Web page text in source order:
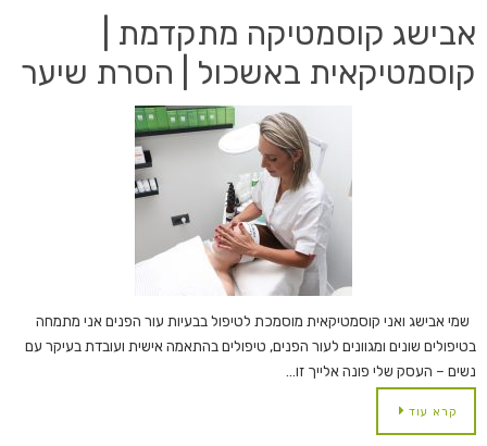
אבישג קוסמטיקה מתקדמת |
קוסמטיקאית באשכול | הסרת שיער
שמי אבישג ואני קוסמטיקאית מוסמכת לטיפול בבעיות עור הפנים אני מתמחה
בטיפולים שונים ומגוונים לעור הפנים, טיפולים בהתאמה אישית ועובדת בעיקר עם
נשים – העסק שלי פונה אלייך זו…
קרא עוד